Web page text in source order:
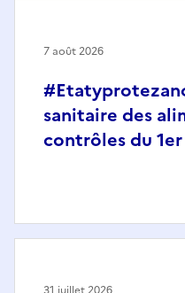
sanitaire des
contrôles du
7 août 2026